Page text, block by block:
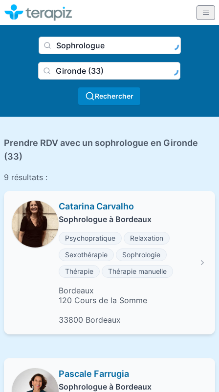
Nom du praticien, profession
Rechercher
Prendre RDV avec un sophrologue en Gironde
(33)
9 résultats :
Catarina Carvalho
Sophrologue à Bordeaux
Psychopratique
Relaxation
Sexothérapie
Sophrologie
Thérapie
Thérapie manuelle
Bordeaux
120 Cours de la Somme
33800 Bordeaux
Pascale Farrugia
Sophrologue à Bordeaux